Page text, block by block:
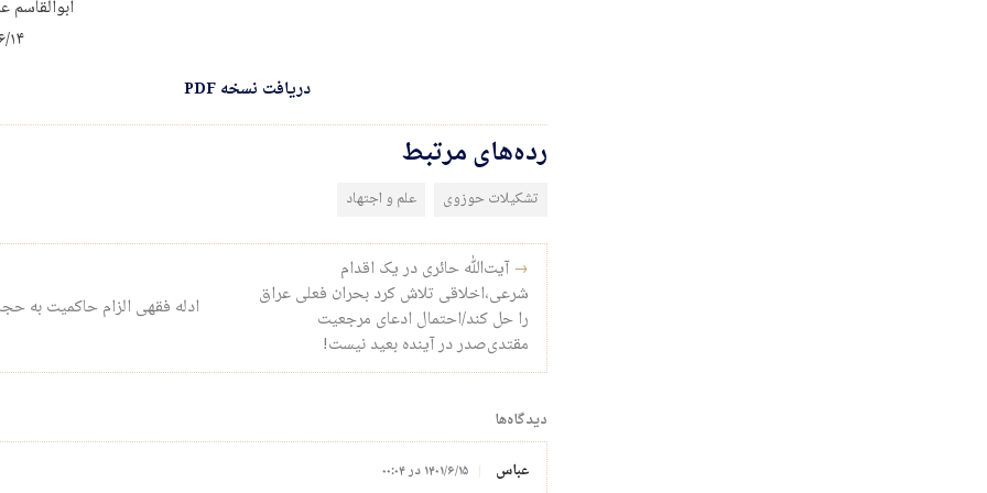
دریافت نسخه PDF
رده‌های مرتبط
تشکیلات حوزوی علم و اجتهاد
راه‌بری نوشته
→آیت‌الله حائری در یک اقدام
شرعی،اخلاقی تلاش کرد بحران فعلی عراق
را حل کند/احتمال ادعای مرجعیت
مقتدی‌صدر در آینده بعید نیست!
ادله فقهی الزام حاکمیت به
دیدگاه‌ها
عباس ۱۴۰۱/۶/۱۵ در ۰۰:۰۴